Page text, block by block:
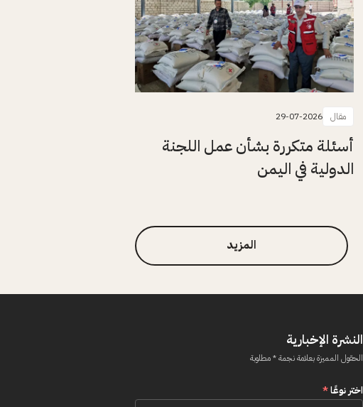
مقال 29-07-2026
أسئلة متكررة بشأن عمل اللجنة
الدولية في اليمن
المزيد
النشرة الإخبارية
الحقول المميزة بعلامة نجمة * مطلوبة
اختر نوعًا*